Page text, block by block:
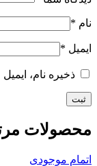
نام *
ایمیل *
ذخیره نام،
محصولات
اتمام موجودی